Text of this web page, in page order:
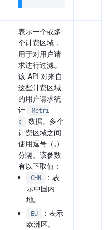
表示一个或多
个计费区域，
用于对用户请
求进行过滤。
该 API 对来自
这些计费区域
的用户请求统
计
Metri
c
数据。多个
计费区域之间
使用逗号（,）
分隔。该参数
有以下取值：
CHN
：表
示中国内
地。
EU
：表示
欧洲区。